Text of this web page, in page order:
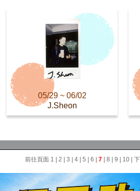
05/29 ~ 06/02
J.Sheon
前往頁面 1 2 3 4| 5 6 7| 8 9 10|